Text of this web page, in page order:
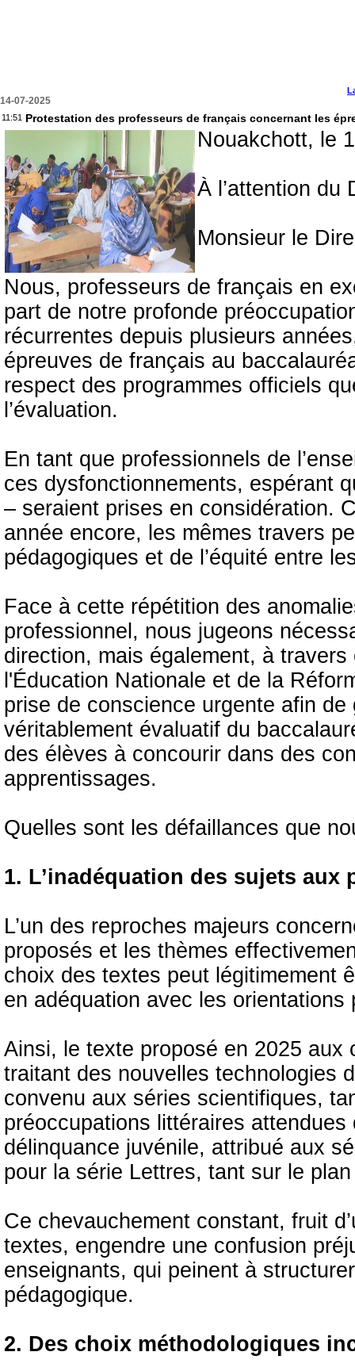
14-07-2025
11:51 Protestation des professeurs de français concernant les
Nouakchott, le
À l’attention du
Monsieur le
Nous, professeurs de français en
part de notre profonde
récurrentes depuis plusieurs
épreuves de français au
respect des programmes officiels
l’évaluation.
En tant que professionnels de
ces dysfonctionnements, espérant
– seraient prises en considération.
année encore, les mêmes travers
pédagogiques et de l’équité entre
Face à cette répétition des
professionnel, nous jugeons
direction, mais également, à
l'Éducation Nationale et de la
prise de conscience urgente afin de
véritablement évaluatif du
des élèves à concourir dans des
apprentissages.
Quelles sont les défaillances que
1. L’inadéquation des sujets aux
L’un des reproches majeurs
proposés et les thèmes
choix des textes peut légitimement
en adéquation avec les
Ainsi, le texte proposé en 2025
traitant des nouvelles technologies
convenu aux séries scientifiques,
préoccupations littéraires
délinquance juvénile, attribué aux
pour la série Lettres, tant sur le
Ce chevauchement constant, fruit
textes, engendre une confusion
enseignants, qui peinent à
pédagogique.
2. Des choix méthodologiques